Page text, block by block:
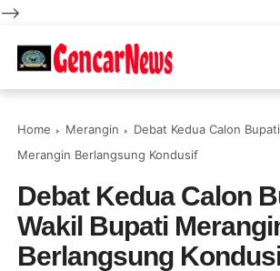
-->
Home Merangin
Debat Kedua Calon
Merangin Berlangsung Kondusif
Debat Kedua Calon
Wakil Bupati
Berlangsung